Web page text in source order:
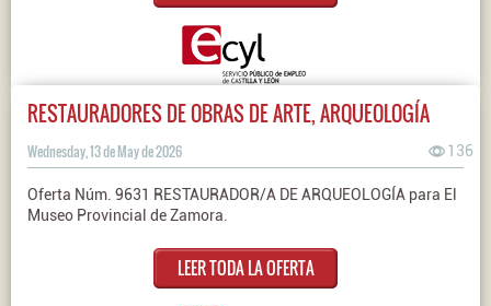
RESTAURADORES DE OBRAS DE ARTE, ARQUEOLOGÍA
Wednesday, 13 de May de 2026 136
Oferta Núm. 9631 RESTAURADOR/A DE ARQUEOLOGÍA para El
Museo Provincial de Zamora.
LEER TODA LA OFERTA